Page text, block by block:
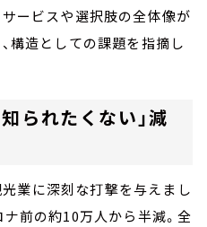
ービスや選択肢の全体像が
構造としての課題を指摘し
られたくない」減
光業に深刻な打撃を与えまし
前の約10万人から半減。全